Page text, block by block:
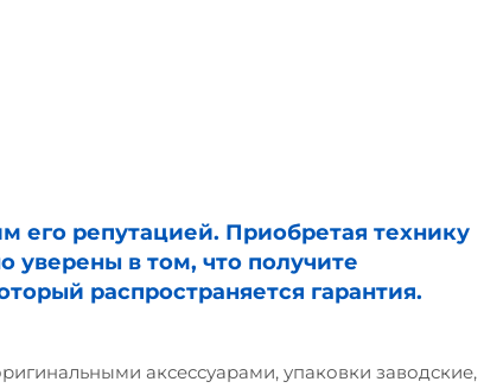
его репутацией. Приобретая технику
уверены в том, что получите
распространяется гарантия.
аксессуарами, упаковки заводские,